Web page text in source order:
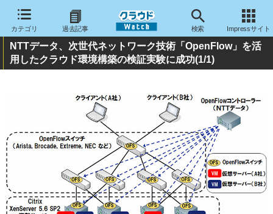
カテゴリ 過去記事 検索 Impressサイト
NTTデータ、次世代ネットワーク技術「OpenFlow」を活
用したクラウド環境構築の検証実験に成功(1/1)